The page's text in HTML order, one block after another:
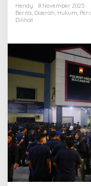
l
G
u
n
g
a
n
o
l
a
S
u
l
s
e
l
Hendy
8 November 2025
Berita, Daerah, Hukum,
Dilihat